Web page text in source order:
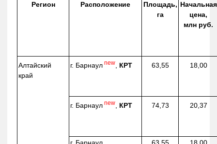
Регион Расположение
Площадь,
га
Начальная
цена,
млн руб.
Алтайский
край
г. Барнаул new КРТ 63,55 18,00
г. Барнаул new КРТ 74,73 20,37